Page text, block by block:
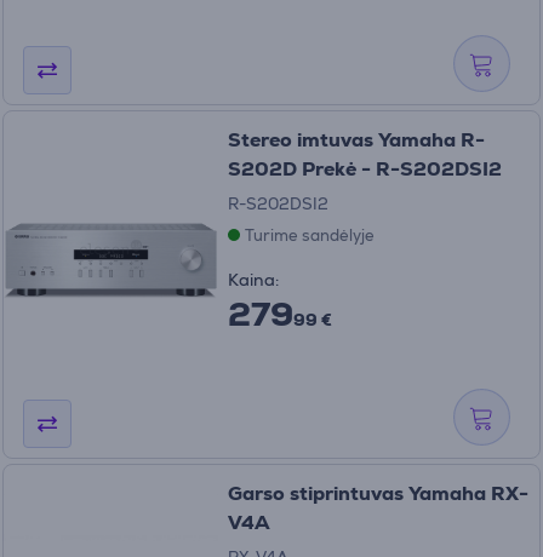
Stereo imtuvas Yamaha R-
S202D Prekė - R-S202DSI2
R-S202DSI2
Turime sandėlyje
Kaina:
27999 €
Garso stiprintuvas Yamaha RX-
V4A